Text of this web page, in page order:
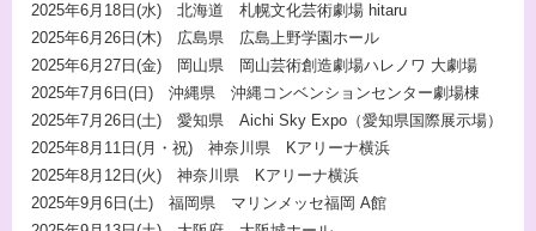
2025年6月18日(水) 北海道 札幌文化芸術劇場 hitaru
2025年6月26日(木) 広島県 広島上野学園ホール
2025年6月27日(金) 岡山県 岡山芸術創造劇場ハレノワ 大劇場
2025年7月6日(日) 沖縄県 沖縄コンベンションセンター劇場棟
2025年7月26日(土) 愛知県 Aichi Sky Expo（愛知県国際展示場）
2025年8月11日(月・祝) 神奈川県 Kアリーナ横浜
2025年8月12日(火) 神奈川県 Kアリーナ横浜
2025年9月6日(土) 福岡県 マリンメッセ福岡 A館